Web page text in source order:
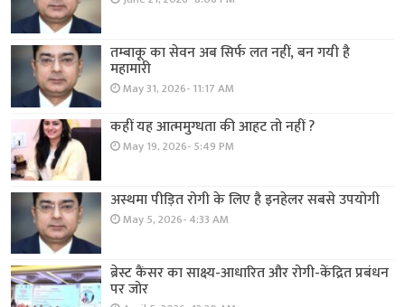
तम्बाकू का सेवन अब सिर्फ लत नहीं, बन गयी है
महामारी
May 31, 2026- 11:17 AM
कहीं यह आत्ममुग्धता की आहट तो नहीं ?
May 19, 2026- 5:49 PM
अस्थमा पीड़ित रोगी के लिए है इनहेलर सबसे उपयोगी
May 5, 2026- 4:33 AM
ब्रेस्ट कैंसर का साक्ष्य-आधारित और रोगी-केंद्रित प्रबंधन
पर जोर